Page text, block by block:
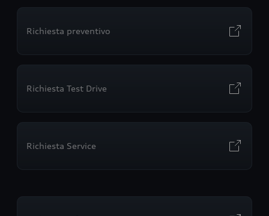
Richiesta preventivo
Richiesta Test Drive
Richiesta Service